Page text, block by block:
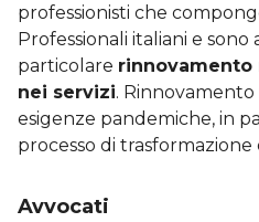
professionisti che
Professionali italiani e
particolare rinnovamento
nei servizi.
esigenze pandemiche, in
processo di
Avvocati